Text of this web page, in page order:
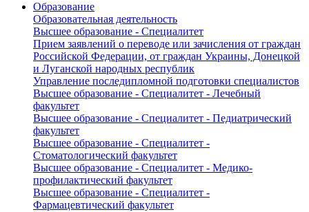
Образование
Образовательная деятельность
Высшее образование - Специалитет
Прием заявлений о переводе или зачисления от граждан
Российской Федерации, от граждан Украины, Донецкой
и Луганской народных республик
Управление последипломной подготовки специалистов
Высшее образование - Специалитет - Лечебный
факультет
Высшее образование - Специалитет - Педиатрический
факультет
Высшее образование - Специалитет -
Стоматологический факультет
Высшее образование - Специалитет - Медико-
профилактический факультет
Высшее образование - Специалитет -
Фармацевтический факультет